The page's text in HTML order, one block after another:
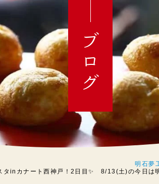
ブログ
明石夢
タinカナート西神戸！2日目✨ 8/13(土)の今日